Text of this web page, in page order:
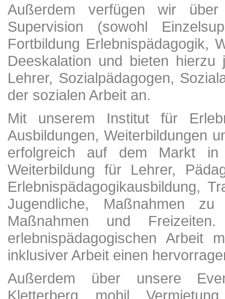
Außerdem verfügen wir
Supervision (sowohl
Fortbildung Erlebnispädagogik,
Deeskalation und bieten
Lehrer, Sozialpädagogen,
der sozialen Arbeit an.
Mit unserem Institut für
Ausbildungen, Weiterbildungen
erfolgreich auf dem Markt in
Weiterbildung für Lehrer,
Erlebnispädagogikausbildung,
Jugendliche, Maßnahmen zu
Maßnahmen und
erlebnispädagogischen Arbeit
inklusiver Arbeit einen
Außerdem über unsere
Kletterberg mobil